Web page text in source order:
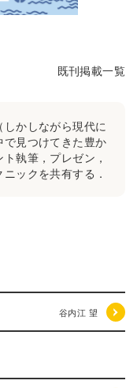
既刊掲載一覧
かしながら現代に
見つけてきた豊か
執筆，プレゼン，
ックを共有する．
谷内江 望